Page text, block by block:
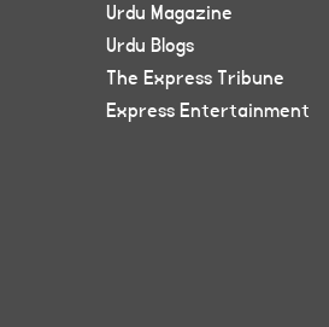
Urdu Magazine
Urdu Blogs
The Express Tribune
Express Entertainment